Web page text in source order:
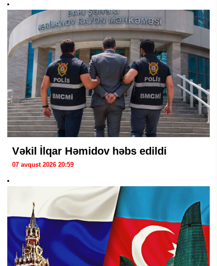
Vəkil İlqar Həmidov həbs edildi
07 avqust 2026 20:59